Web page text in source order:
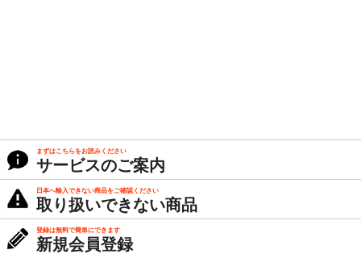
まずはこちらをお読みください
サービスのご案内
日本へ輸入できない商品をご確認ください
取り扱いできない商品
登録は無料で簡単にできます
新規会員登録